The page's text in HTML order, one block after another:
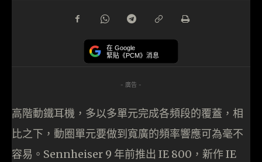
在 Google
緊貼《PCM》消息
- 廣告 -
高階動鐵耳機，多以多單元完成各頻段的覆蓋，相
比之下，動圈單元要做到寬廣的頻率響應可為毫不
容易。Sennheiser 9 年前推出 IE 800，新作 IE